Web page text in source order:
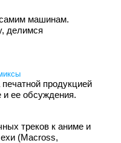
машинам.
делимся
продукцией
и ее обсуждения.
треков к аниме и
(Macross,